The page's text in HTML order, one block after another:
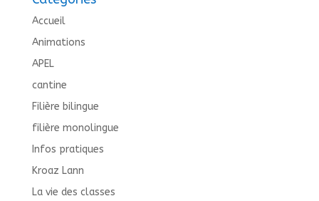
Accueil
Animations
APEL
cantine
Filière bilingue
filière monolingue
Infos pratiques
Kroaz Lann
La vie des classes